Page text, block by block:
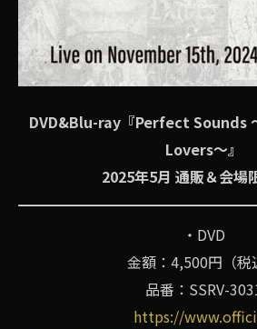
DVD&Blu-ray『Perfect Sounds
Lovers〜』
2025年5月 通販＆会場
・DVD
金額：4,500円（税
品番：SSRV-
https://